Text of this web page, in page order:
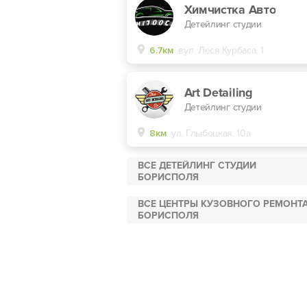
Химчистка Авто
Детейлинг студии
6.7км вул. Леся Курбаса, 1
Art Detailing
Детейлинг студии
8км ул. Глыбоцкая, 10а
ВСЕ ДЕТЕЙЛИНГ СТУДИИ
БОРИСПОЛЯ
ВСЕ ЦЕНТРЫ КУЗОВНОГО
БОРИСПОЛЯ